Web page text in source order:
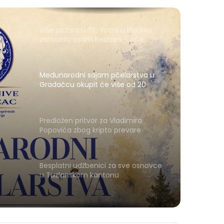
Više požara u TK: Vatra u Kladnju
zahvatila osam hektara šume
Međunarodni sajam pčelarstva u
Gradačcu okupit će više od 20
izlagača iz pet zemalja
Predložen pritvor za Vladimira
Popovića zbog kripto prevare
Besplatni udžbenici za sve osnovce
u Tuzlanskom kantonu